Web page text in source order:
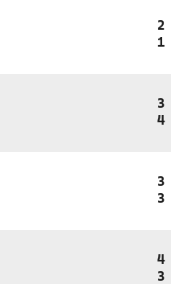
2
1
3
4
3
3
4
3